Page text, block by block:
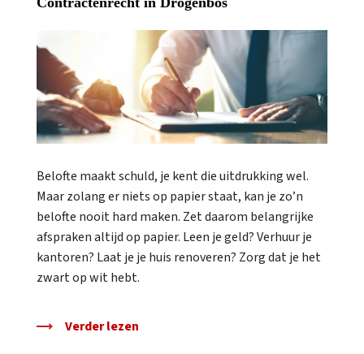
Belofte maakt schuld, je kent die uitdrukking wel.
Maar zolang er niets op papier staat, kan je zo’n
belofte nooit hard maken. Zet daarom belangrijke
afspraken altijd op papier. Leen je geld? Verhuur je
kantoren? Laat je je huis renoveren? Zorg dat je het
zwart op wit hebt.
Verder lezen